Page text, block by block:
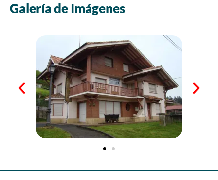
Galería de Imágenes